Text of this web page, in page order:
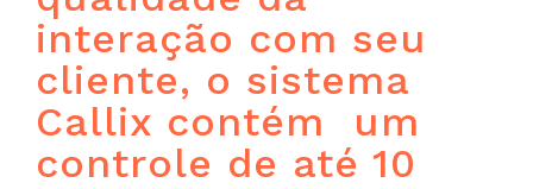
interação com seu
cliente, o sistema
Callix contém um
controle de até 10